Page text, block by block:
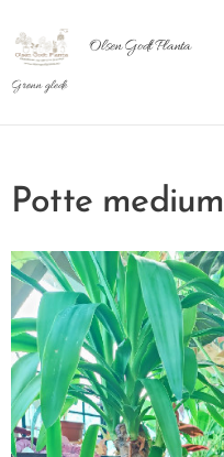
Olsen Godt Planta
Grønn glede
Potte medium